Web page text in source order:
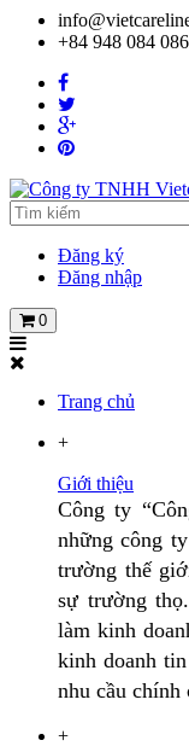
+84 948 084 086
Đăng ký
Đăng nhập
0
Trang chủ
+
Giới thiệu
Công ty
những công
trường thế
sự trường
làm kinh
kinh doanh
nhu cầu chính
+